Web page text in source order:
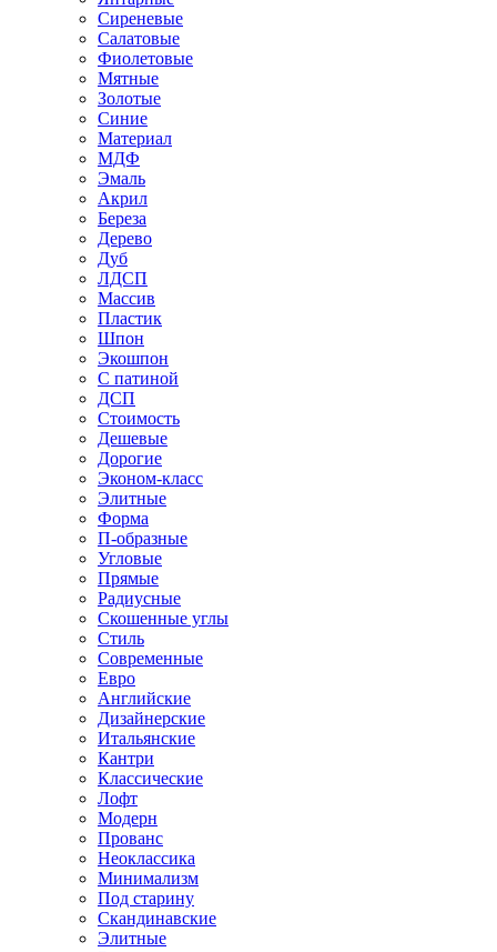
Сиреневые
Салатовые
Фиолетовые
Мятные
Золотые
Синие
Материал
МДФ
Эмаль
Акрил
Береза
Дерево
Дуб
ЛДСП
Массив
Пластик
Шпон
Экошпон
С патиной
ДСП
Стоимость
Дешевые
Дорогие
Эконом-класс
Элитные
Форма
П-образные
Угловые
Прямые
Радиусные
Скошенные углы
Стиль
Современные
Евро
Английские
Дизайнерские
Итальянские
Кантри
Классические
Лофт
Модерн
Прованс
Неоклассика
Минимализм
Под старину
Скандинавские
Элитные